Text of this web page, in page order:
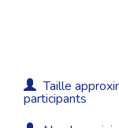
Taille
participants